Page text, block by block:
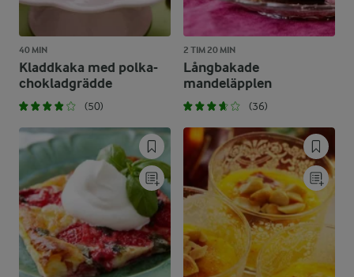
40 MIN
Kladdkaka med polka-
chokladgrädde
(50)
2 TIM 20 MIN
Långbakade
mandeläpplen
(36)